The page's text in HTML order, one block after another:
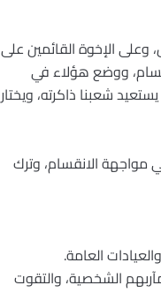
الإخوة القائمين على
ووضع هؤلاء في
شعبنا ذاكرته، ويختار
الانقسام، وترك
الشخصية، والتقوت